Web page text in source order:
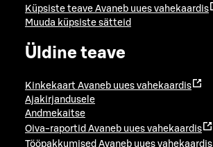
Küpsiste teave Avaneb uues vahekaardis
Muuda küpsiste sätteid
Üldine teave
Kinkekaart Avaneb uues vahekaardis
Ajakirjandusele
Andmekaitse
Oiva-raportid Avaneb uues vahekaardis
Tööpakkumised Avaneb uues vahekaardis